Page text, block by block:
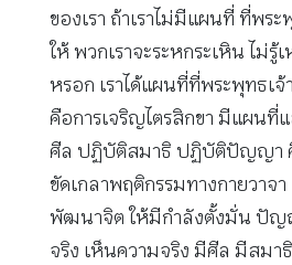
ของเรา ถ้าเราไม่มีแผนที่ ที่พระ
ให้ พวกเราจะระหกระเหิน ไม่รู้
หรอก เราได้แผนที่ที่พระพุทธเจ้
คือการเจริญไตรสิกขา มีแผนที่
ศีล ปฏิบัติสมาธิ ปฏิบัติปัญญา
ขัดเกลาพฤติกรรมทางกายวาจ
พัฒนาจิต ให้มีกำลังตั้งมั่น ปัญ
จริง เห็นความจริง มีศีล มีสม